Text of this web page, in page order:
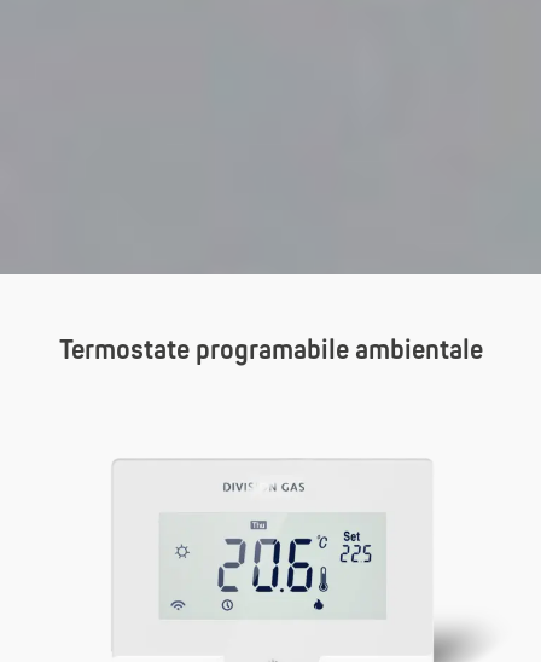
Termostate programabile ambientale